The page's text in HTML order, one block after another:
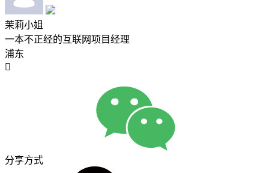
茉莉小姐
一本不正经的互联网项目经理
浦东

分享方式